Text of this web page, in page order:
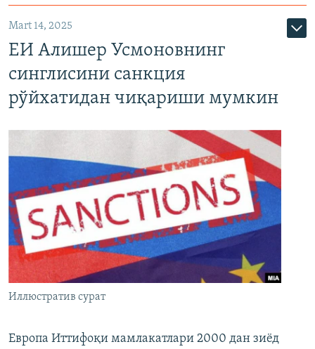
Mart 14, 2025
ЕИ Алишер Усмоновнинг
синглисини санкция
рўйхатидан чиқариши мумкин
Иллюстратив сурат
Европа Иттифоқи мамлакатлари 2000 дан зиёд